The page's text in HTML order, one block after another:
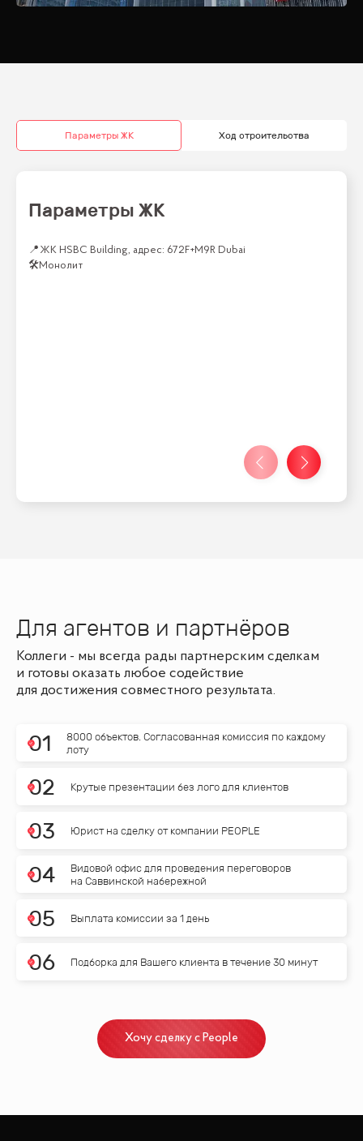
Параметры ЖК Ход строительства
Параметры ЖК
📍 ЖК HSBC Building, адрес: 672F+M9R Dubai
🛠Монолит
Для агентов и партнёров
Коллеги - мы всегда рады партнерским сделкам
и готовы оказать любое содействие
для достижения совместного результата.
01
8000 объектов. Согласованная комиссия по каждому
лоту
02 Крутые презентации без лого для клиентов
03 Юрист на сделку от компании PEOPLE
04
Видовой офис для проведения переговоров
на Саввинской набережной
05 Выплата комиссии за 1 день
06 Подборка для Вашего клиента в течение 30 минут
Хочу сделку с People